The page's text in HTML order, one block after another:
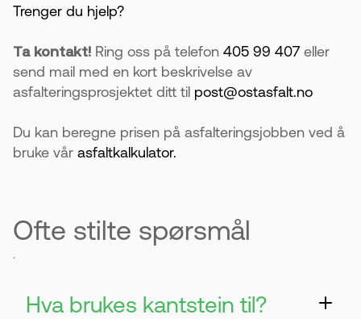
Trenger du hjelp?
Ta kontakt! Ring oss på telefon 405 99 407 eller
send mail med en kort beskrivelse av
asfalteringsprosjektet ditt til post@ostasfalt.no
Du kan beregne prisen på asfalteringsjobben ved å
bruke vår asfaltkalkulator.
Ofte stilte spørsmål
.
Hva brukes kantstein til?